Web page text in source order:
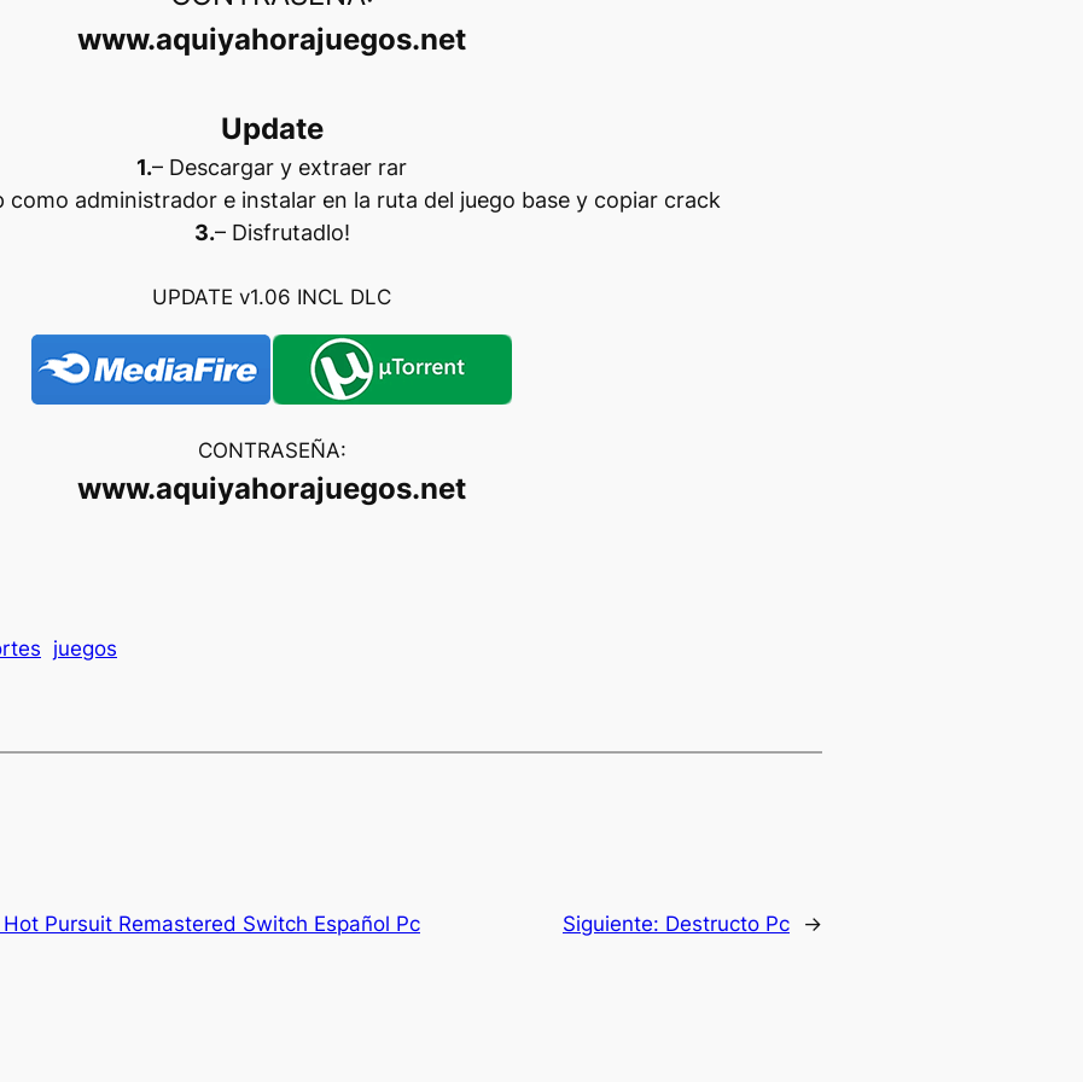
www.aquiyahorajuegos.net
Update
1.– Descargar y extraer rar
como administrador e instalar en la ruta del juego base y copiar crack
3.– Disfrutadlo!
UPDATE v1.06 INCL DLC
CONTRASEÑA:
www.aquiyahorajuegos.net
juegos
Pursuit Remastered Switch Español Pc Siguiente: Destructo Pc →